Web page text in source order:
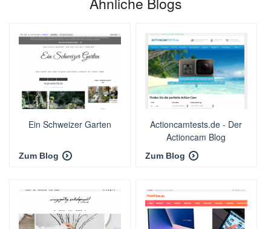
Ein Schweizer Garten
Zum Blog
Actioncamtests.de - Der
Actioncam Blog
Zum Blog